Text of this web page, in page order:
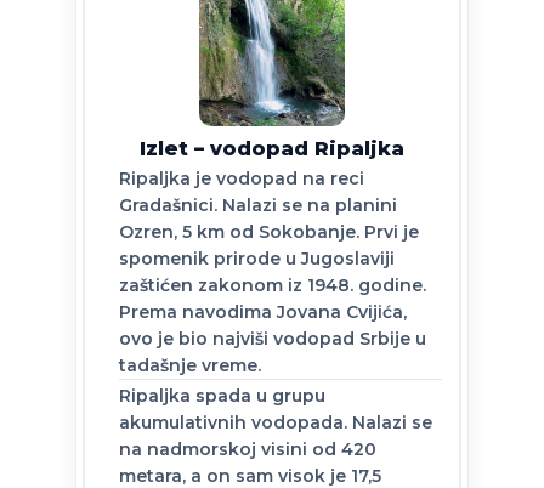
Izlet – vodopad Ripaljka
Ripaljka je vodopad na reci
Gradašnici. Nalazi se na planini
Ozren, 5 km od Sokobanje. Prvi je
spomenik prirode u Jugoslaviji
zaštićen zakonom iz 1948. godine.
Prema navodima Jovana Cvijića,
ovo je bio najviši vodopad Srbije u
tadašnje vreme.
Ripaljka spada u grupu
akumulativnih vodopada. Nalazi se
na nadmorskoj visini od 420
metara, a on sam visok je 17,5